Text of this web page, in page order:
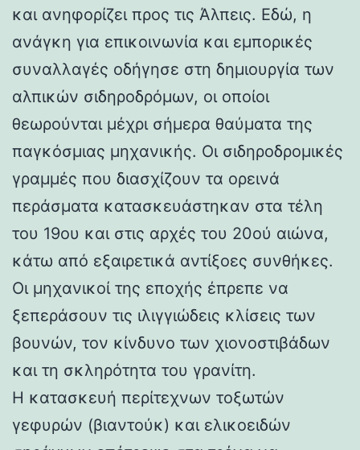
και ανηφορίζει προς τις Άλπεις. Εδώ, η
ανάγκη για επικοινωνία και εμπορικές
συναλλαγές οδήγησε στη δημιουργία των
αλπικών σιδηροδρόμων, οι οποίοι
θεωρούνται μέχρι σήμερα θαύματα της
παγκόσμιας μηχανικής. Οι σιδηροδρομικές
γραμμές που διασχίζουν τα ορεινά
περάσματα κατασκευάστηκαν στα τέλη
του 19ου και στις αρχές του 20ού αιώνα,
κάτω από εξαιρετικά αντίξοες συνθήκες.
Οι μηχανικοί της εποχής έπρεπε να
ξεπεράσουν τις ιλιγγιώδεις κλίσεις των
βουνών, τον κίνδυνο των χιονοστιβάδων
και τη σκληρότητα του γρανίτη.
Η κατασκευή περίτεχνων τοξωτών
γεφυρών (βιαντούκ) και ελικοειδών